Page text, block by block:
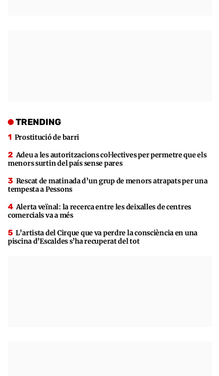
TRENDING
Prostitució de barri
Adeu a les autoritzacions col·lectives per permetre que els
menors surtin del país sense pares
Rescat de matinada d’un grup de menors atrapats per una
tempesta a Pessons
Alerta veïnal: la recerca entre les deixalles de centres
comercials va a més
L’artista del Cirque que va perdre la consciència en una
piscina d’Escaldes s’ha recuperat del tot